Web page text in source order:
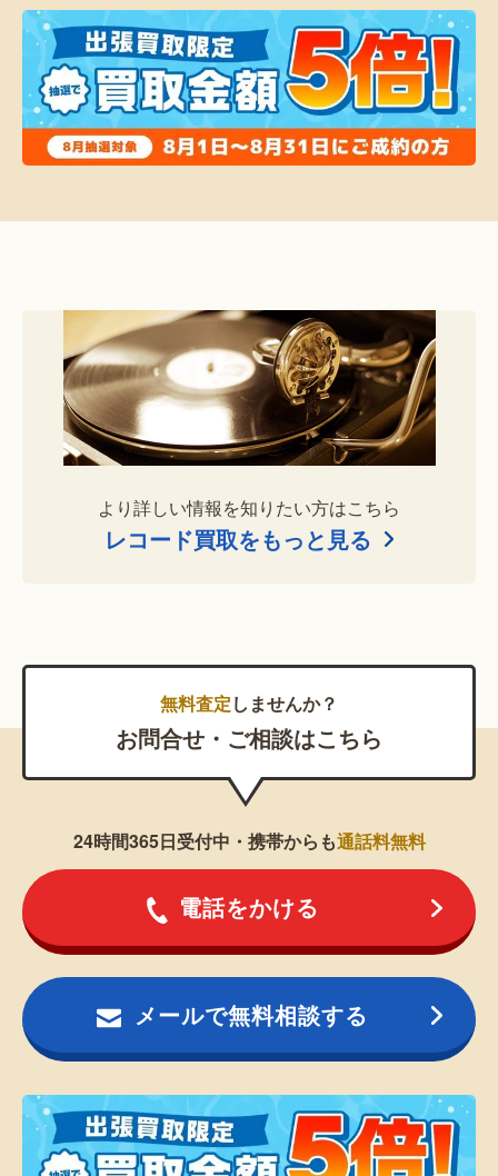
より詳しい情報を知りたい方はこちら
レコード買取をもっと見る
無料査定しませんか？
お問合せ・ご相談はこちら
24時間365日受付中・携帯からも通話料無料
電話をかける
メールで無料相談する